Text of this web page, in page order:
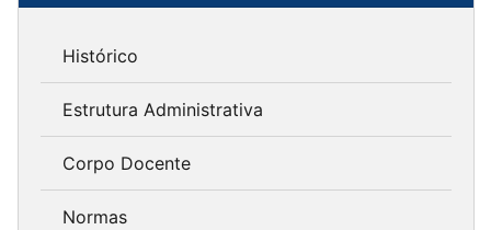
Histórico
Estrutura Administrativa
Corpo Docente
Normas